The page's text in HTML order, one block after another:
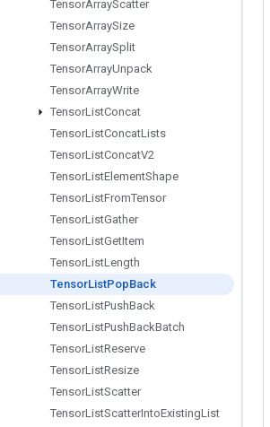
TensorArrayScatter
TensorArraySize
TensorArraySplit
TensorArrayUnpack
TensorArrayWrite
TensorListConcat
TensorListConcatLists
TensorListConcatV2
TensorListElementShape
TensorListFromTensor
TensorListGather
TensorListGetItem
TensorListLength
TensorListPopBack
TensorListPushBack
TensorListPushBackBatch
TensorListReserve
TensorListResize
TensorListScatter
TensorListScatterIntoExistingList